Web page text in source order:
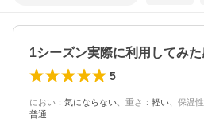
5
におい ： 気にならない 重さ ： 軽い 保温性
普通